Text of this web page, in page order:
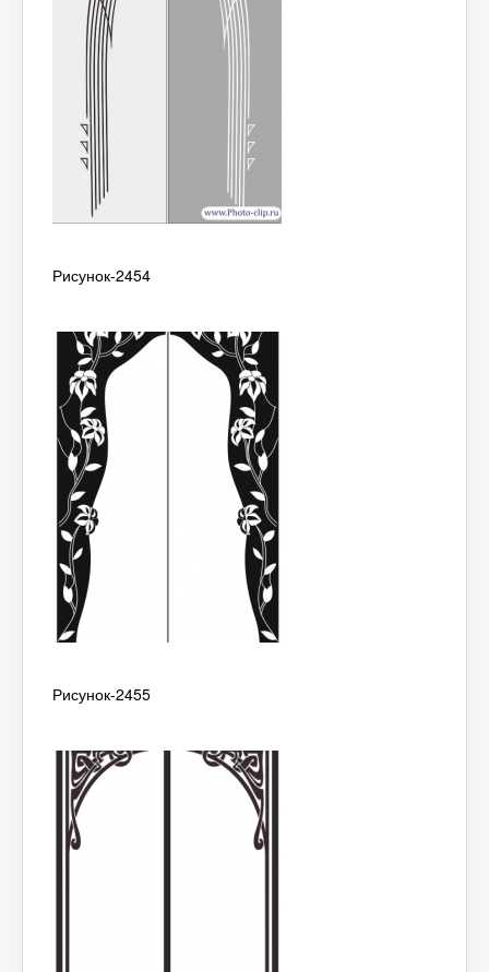
Рисунок-2454
Рисунок-2455